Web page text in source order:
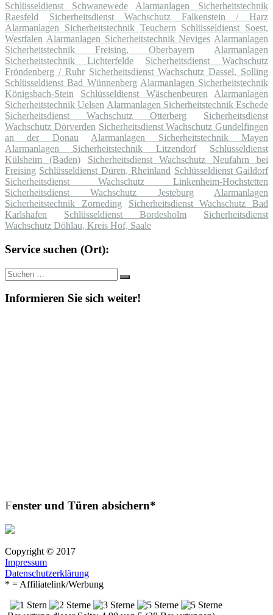
Schlüsseldienst Schwanewede
Alarmanlagen Sicherheitstechnik
Raesfeld
Sicherheitsdienst Wachschutz Falkenstein / Harz
Alarmanlagen Sicherheitstechnik Teuchern Schlüsseldienst Soest,
Westfalen Alarmanlagen Sicherheitstechnik Neviges Alarmanlagen
Sicherheitstechnik Freising, Oberbayern
Alarmanlagen
Sicherheitstechnik Lichterfelde
Sicherheitsdienst Wachschutz
Fröndenberg / Ruhr Sicherheitsdienst Wachschutz Dassel, Solling
Schlüsseldienst Bad Wünnenberg Alarmanlagen Sicherheitstechnik
Königsbach-Stein
Schlüsseldienst Wäschenbeuren
Alarmanlagen
Sicherheitstechnik Uelsen Alarmanlagen Sicherheitstechnik Eschede
Sicherheitsdienst Wachschutz Otterberg
Sicherheitsdienst
Wachschutz Dörverden Sicherheitsdienst Wachschutz Gundelfingen
an der Donau
Alarmanlagen Sicherheitstechnik Mayen
Alarmanlagen Sicherheitstechnik Litzendorf
Schlüsseldienst
Külsheim (Baden)
Sicherheitsdienst Wachschutz Neufahrn bei
Freising Schlüsseldienst Düren, Rheinland Schlüsseldienst Gaildorf
Sicherheitsdienst Wachschutz Linkenheim-Hochstetten
Sicherheitsdienst Wachschutz Jesteburg
Alarmanlagen
Sicherheitstechnik Zorneding
Sicherheitsdienst Wachschutz Bad
Karlshafen
Schlüsseldienst Bordesholm
Sicherheitsdienst
Wachschutz Döhlau, Kreis Hof, Saale
Service suchen (Ort):
Suche
nach:
Suchen
Informieren Sie sich weiter!
Fenster und Türen absichern*
Copyright © 2017
Impressum
Datenschutzerklärung
* = Affiliatelink/Werbung